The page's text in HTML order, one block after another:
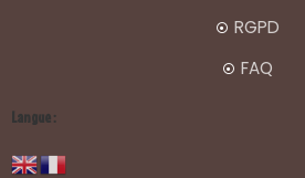
RGPD
FAQ
Langue :